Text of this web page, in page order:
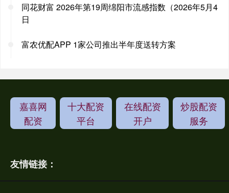
同花财富 2026年第19周绵阳市流感指数（2026年5月4
日
富农优配APP 1家公司推出半年度送转方案
嘉喜网
配资
十大配资
平台
在线配资
开户
炒股配资
服务
友情链接：